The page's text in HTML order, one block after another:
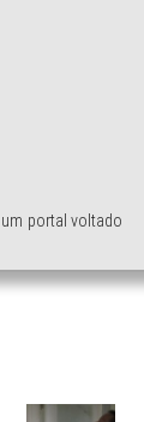
portal voltado